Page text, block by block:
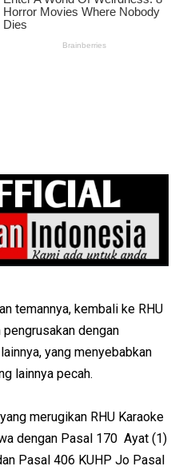
temannya, kembali ke RHU
dengan
yang menyebabkan
lainnya pecah.
merugikan RHU Karaoke
dengan Pasal 170 Ayat (1)
Pasal 406 KUHP Jo Pasal